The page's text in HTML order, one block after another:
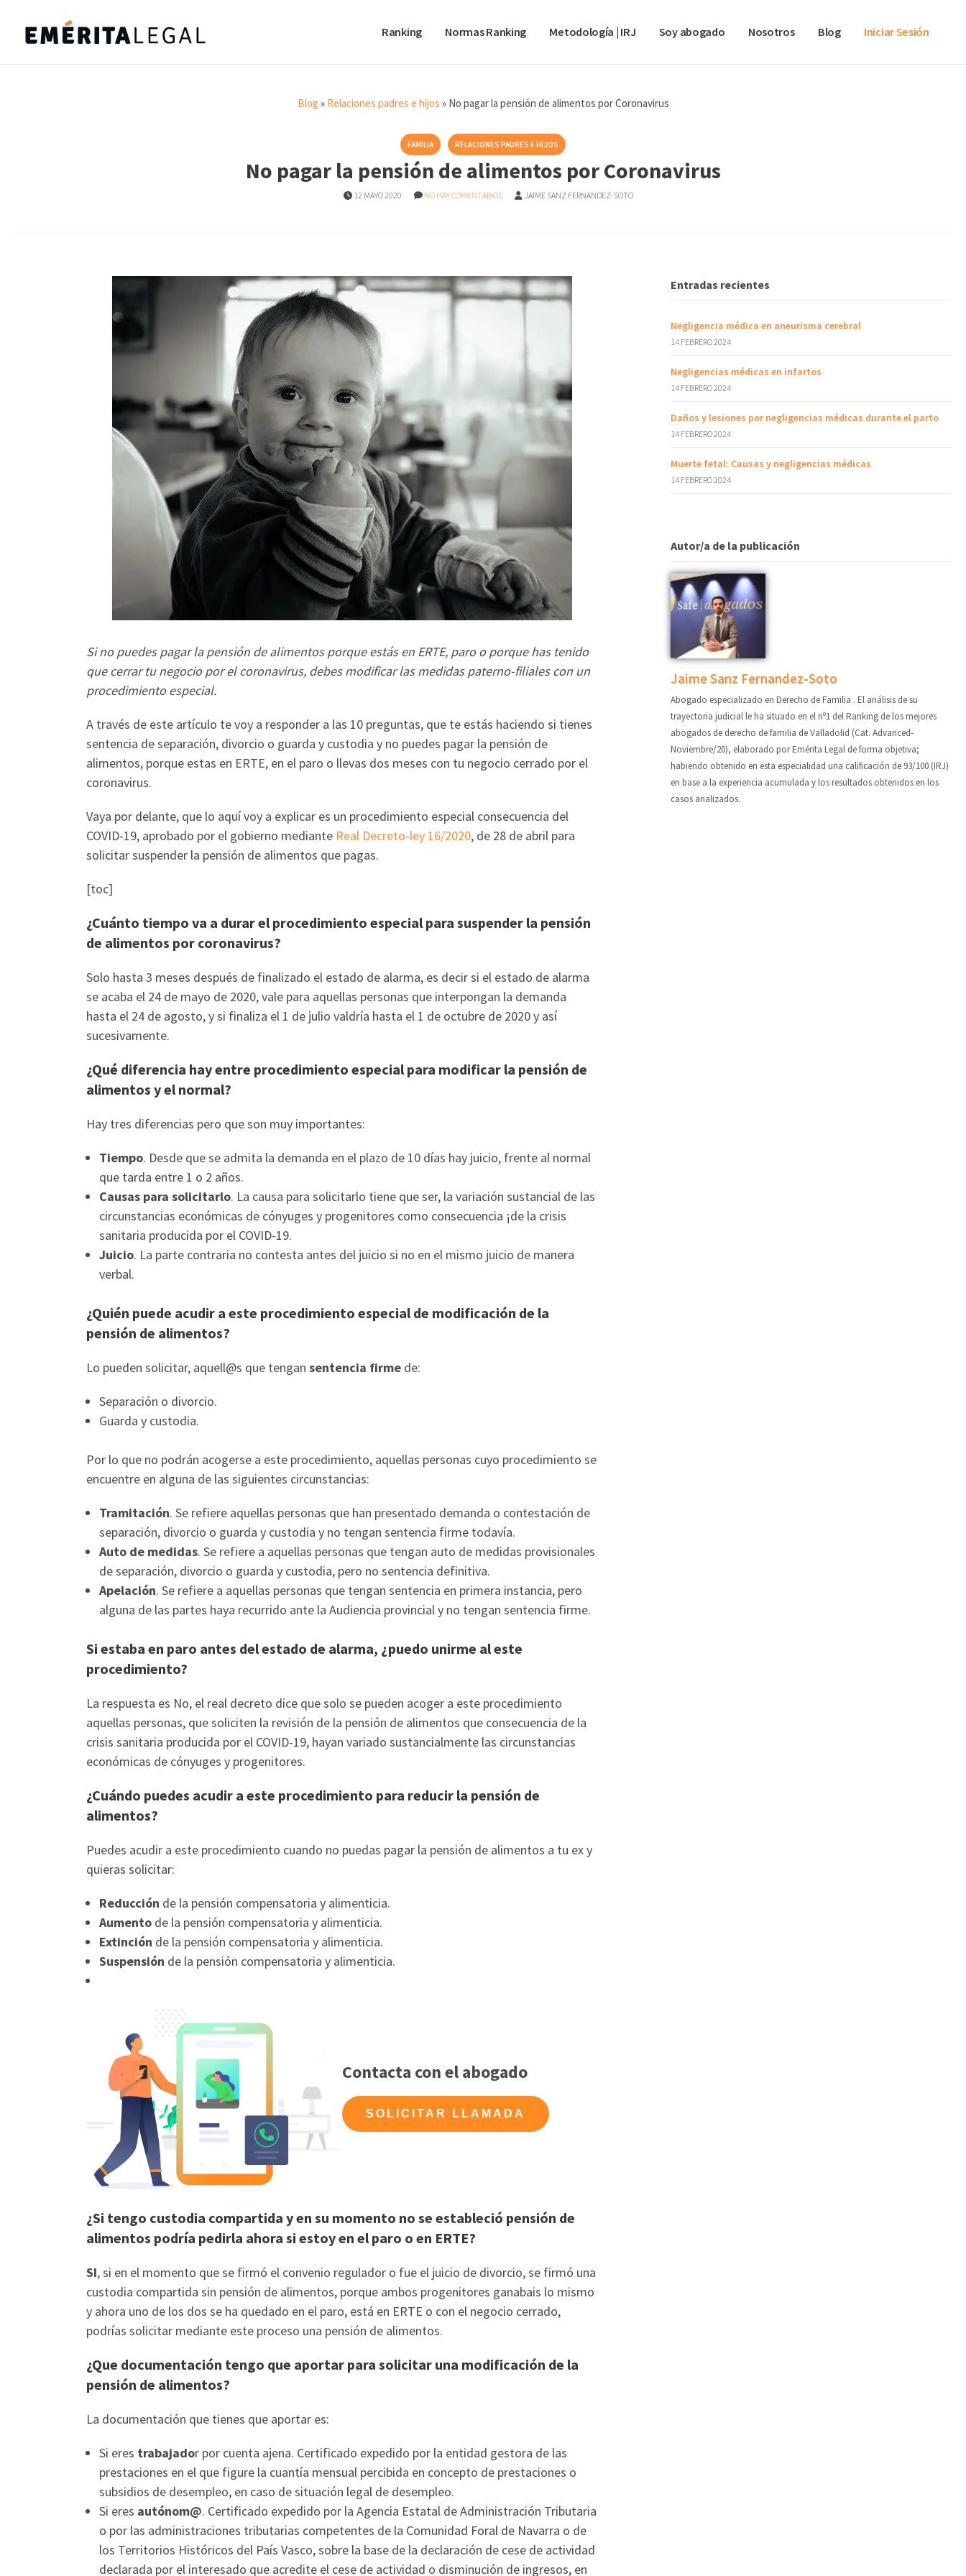
Ranking Normas Ranking Metodología | IRJ Soy abogado Nosotros Blog Iniciar Sesión
Blog » Relaciones padres e hijos » No pagar la pensión de alimentos por Coronavirus
FAMILIA RELACIONES PADRES E HIJOS
No pagar la pensión de alimentos por Coronavirus
12 MAYO 2020 NO HAY COMENTARIOS JAIME SANZ FERNANDEZ-SOTO
Si no puedes pagar la pensión de alimentos porque estás en ERTE, paro o porque has tenido
que cerrar tu negocio por el coronavirus, debes modificar las medidas paterno-filiales con un
procedimiento especial.
A través de este artículo te voy a responder a las 10 preguntas, que te estás haciendo si tienes
sentencia de separación, divorcio o guarda y custodia y no puedes pagar la pensión de
alimentos, porque estas en ERTE, en el paro o llevas dos meses con tu negocio cerrado por el
coronavirus.
Vaya por delante, que lo aquí voy a explicar es un procedimiento especial consecuencia del
COVID-19, aprobado por el gobierno mediante Real Decreto-ley 16/2020, de 28 de abril para
solicitar suspender la pensión de alimentos que pagas.
[toc]
¿Cuánto tiempo va a durar el procedimiento especial para suspender la pensión
de alimentos por coronavirus?
Solo hasta 3 meses después de finalizado el estado de alarma, es decir si el estado de alarma
se acaba el 24 de mayo de 2020, vale para aquellas personas que interpongan la demanda
hasta el 24 de agosto, y si finaliza el 1 de julio valdría hasta el 1 de octubre de 2020 y así
sucesivamente.
¿Qué diferencia hay entre procedimiento especial para modificar la pensión de
alimentos y el normal?
Hay tres diferencias pero que son muy importantes:
Tiempo. Desde que se admita la demanda en el plazo de 10 días hay juicio, frente al normal
que tarda entre 1 o 2 años.
Causas para solicitarlo. La causa para solicitarlo tiene que ser, la variación sustancial de las
circunstancias económicas de cónyuges y progenitores como consecuencia ¡de la crisis
sanitaria producida por el COVID-19.
Juicio. La parte contraria no contesta antes del juicio si no en el mismo juicio de manera
verbal.
¿Quién puede acudir a este procedimiento especial de modificación de la
pensión de alimentos?
Lo pueden solicitar, aquell@s que tengansentencia firme de:
Separación o divorcio.
Guarda y custodia.
Por lo que no podrán acogerse a este procedimiento, aquellas personas cuyo procedimiento se
encuentre en alguna de las siguientes circunstancias:
Tramitación. Se refiere aquellas personas que han presentado demanda o contestación de
separación, divorcio o guarda y custodia y no tengan sentencia firme todavía.
Auto de medidas. Se refiere a aquellas personas que tengan auto de medidas provisionales
de separación, divorcio o guarda y custodia, pero no sentencia definitiva.
Apelación. Se refiere a aquellas personas que tengan sentencia en primera instancia, pero
alguna de las partes haya recurrido ante la Audiencia provincial y no tengan sentencia firme.
Si estaba en paro antes del estado de alarma, ¿puedo unirme al este
procedimiento?
La respuesta es No, el real decreto dice que solo se pueden acoger a este procedimiento
aquellas personas, que soliciten la revisión de la pensión de alimentos que consecuencia de la
crisis sanitaria producida por el COVID-19, hayan variado sustancialmente las circunstancias
económicas de cónyuges y progenitores.
¿Cuándo puedes acudir a este procedimiento para reducir la pensión de
alimentos?
Puedes acudir a este procedimiento cuando no puedas pagar la pensión de alimentos a tu ex y
quieras solicitar:
Reducción de la pensión compensatoria y alimenticia.
Aumento de la pensión compensatoria y alimenticia.
Extinción de la pensión compensatoria y alimenticia.
Suspensión de la pensión compensatoria y alimenticia.
Contacta con el abogado
SOLICITAR LLAMADA
¿Si tengo custodia compartida y en su momento no se estableció pensión de
alimentos podría pedirla ahora si estoy en el paro o en ERTE?
SI, si en el momento que se firmó el convenio regulador o fue el juicio de divorcio, se firmó una
custodia compartida sin pensión de alimentos, porque ambos progenitores ganabais lo mismo
y ahora uno de los dos se ha quedado en el paro, está en ERTE o con el negocio cerrado,
podrías solicitar mediante este proceso una pensión de alimentos.
¿Que documentación tengo que aportar para solicitar una modificación de la
pensión de alimentos?
La documentación que tienes que aportar es:
Si eres trabajador por cuenta ajena. Certificado expedido por la entidad gestora de las
prestaciones en el que figure la cuantía mensual percibida en concepto de prestaciones o
subsidios de desempleo, en caso de situación legal de desempleo.
Si eres autónom@. Certificado expedido por la Agencia Estatal de Administración Tributaria
o por las administraciones tributarias competentes de la Comunidad Foral de Navarra o de
los Territorios Históricos del País Vasco, sobre la base de la declaración de cese de actividad
declarada por el interesado que acredite el cese de actividad o disminución de ingresos, en
Entradas recientes
Negligencia médica en aneurisma cerebral
14 FEBRERO 2024
Negligencias médicas en infartos
14 FEBRERO 2024
Daños y lesiones por negligencias médicas durante el parto
14 FEBRERO 2024
Muerte fetal: Causas y negligencias médicas
14 FEBRERO 2024
Autor/a de la publicación
Jaime Sanz Fernandez-Soto
Abogado especializado en Derecho de Familia . El análisis de su
trayectoria judicial le ha situado en el nº1 del Ranking de los mejores
abogados de derecho de familia de Valladolid (Cat. Advanced-
Noviembre/20), elaborado por Emérita Legal de forma objetiva;
habiendo obtenido en esta especialidad una calificación de 93/100 (IRJ)
en base a la experiencia acumulada y los resultados obtenidos en los
casos analizados.